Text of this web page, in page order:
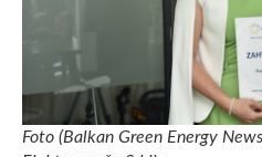
Foto (Balkan Green Energy